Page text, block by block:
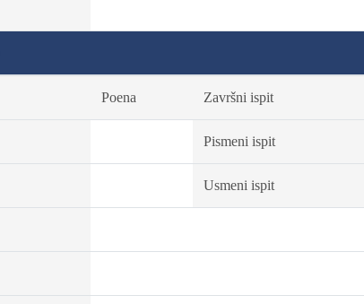
Poena Završni ispit
Pismeni ispit
Usmeni ispit